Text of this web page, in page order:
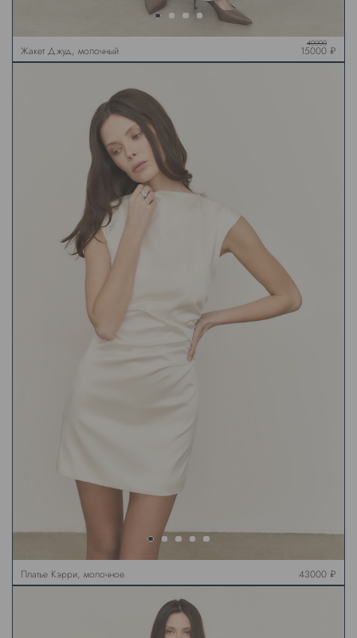
Жакет Джуд, молочный
40000
15000 ₽
Платье Кэрри, молочное 43000 ₽